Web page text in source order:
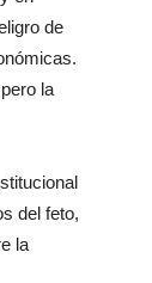
de
la
del feto,
la